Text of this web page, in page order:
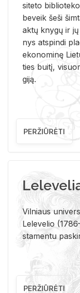
si­te­to
be­veik šeši
aktų kny­gų ir
nys at­spin­di
eko­no­mi­nę
ties bui­tį,
gi­ją.
PERŽIŪRĖTI
Vil­niaus
Le­le­ve­lio
sta­men­tu
PERŽIŪRĖTI